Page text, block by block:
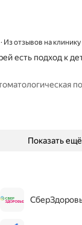
Из отзывов на клинику
есть подход к
Показать ещё